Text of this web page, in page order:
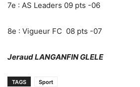
7e : AS Leaders 09 pts -06
8e : Vigueur FC 08 pts -07
Jeraud LANGANFIN GLELE
TAGS Sport